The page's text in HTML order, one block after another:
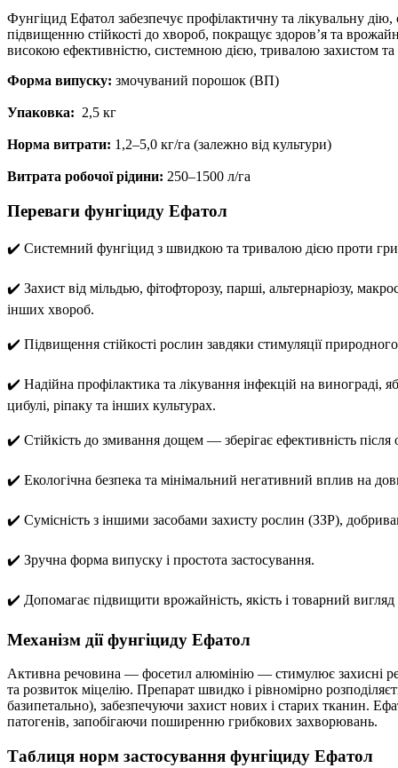
Фунгіцид Ефатол забезпечує профілактичну та лікувальну
підвищенню стійкості до хвороб, покращує здоров’я та
високою ефективністю, системною дією, тривалою захистом
Форма випуску: змочуваний порошок (ВП)
Упаковка: 2,5 кг
Норма витрати: 1,2–5,0 кг/га (залежно від культури)
Витрата робочої рідини: 250–1500 л/га
Переваги фунгіциду Ефатол
✔️ Системний фунгіцид з швидкою та тривалою дією проти
✔️ Захист від мільдью, фітофторозу, парші, альтернаріозу,
інших хвороб.
✔️ Підвищення стійкості рослин завдяки стимуляції природного
✔️ Надійна профілактика та лікування інфекцій на винограді,
цибулі, ріпаку та інших культурах.
✔️ Стійкість до змивання дощем — зберігає ефективність після
✔️ Екологічна безпека та мінімальний негативний вплив на
✔️ Сумісність з іншими засобами захисту рослин (ЗЗР),
✔️ Зручна форма випуску і простота застосування.
✔️ Допомагає підвищити врожайність, якість і товарний вигляд
Механізм дії фунгіциду Ефатол
Активна речовина — фосетил алюмінію — стимулює захисні
та розвиток міцелію. Препарат швидко і рівномірно
базипетально), забезпечуючи захист нових і старих тканин.
патогенів, запобігаючи поширенню грибкових захворювань.
Таблиця норм застосування фунгіциду Ефатол